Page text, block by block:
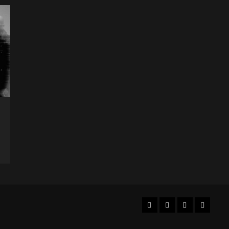
FacebookInstagram
YouTubeTwitter